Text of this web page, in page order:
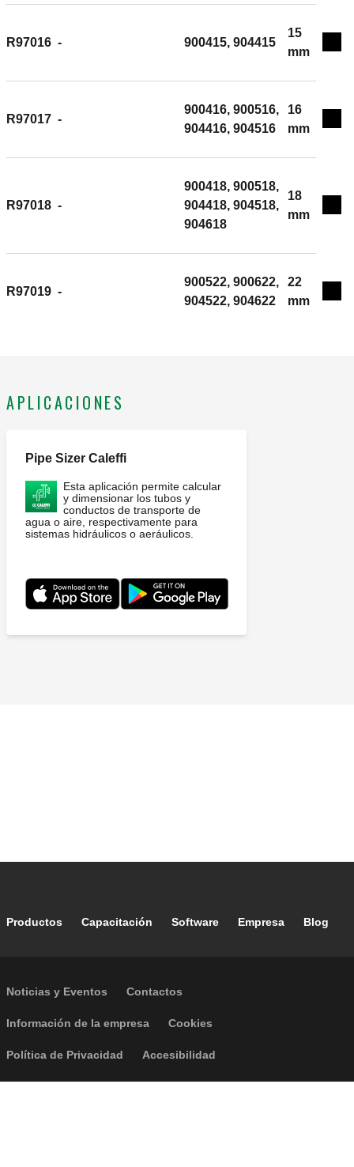
R97016 - 900415, 904415
15
mm
R97017 -
900416, 900516,
904416, 904516
16
mm
R97018 -
900418, 900518,
904418, 904518,
904618
18
mm
R97019 -
900522, 900622,
904522, 904622
22
mm
APLICACIONES
Pipe Sizer Caleffi
Esta aplicación permite calcular
y dimensionar los tubos y
conductos de transporte de
agua o aire, respectivamente para
sistemas hidráulicos o aeráulicos.
Footer main navigation
Productos Capacitación Software Empresa Blog
Footer secondary navigation
Noticias y Eventos Contactos
Footer menu
Información de la empresa Cookies
Política de Privacidad Accesibilidad